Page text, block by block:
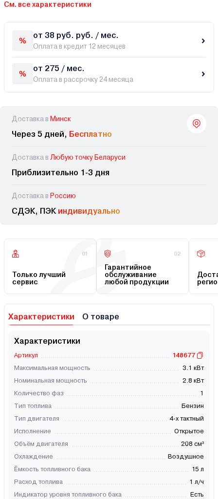
См. все характеристики
от 38 руб. руб. / мес.
Оплата в кредит 12 месяцев
от 275 / мес.
Оплата в рассрочку 24 месяца
Доставка в Минск
Через 5 дней, Бесплатно
Доставка в Любую точку Беларуси
Приблизительно 1-3 дня
Доставка в Россию
СДЭК, ПЭК индивидуально
01
Только лучший
сервис
02
Гарантийное
обслуживание
любой продукции
Характеристики О товаре
Характеристики
Артикул
148677
Максимальная мощность
3.1 кВт
Номинальная мощность
2.8 кВт
Количество фаз
1
Тип топлива
Бензин
Тип двигателя
4-х тактный
Исполнение
Открытое
Объём двигателя
208 см³
Охлаждение
Воздушное
Ёмкость топливного бака
15 л
Расход топлива
1 л/ч
Индикатор уровня топливного бака
Есть